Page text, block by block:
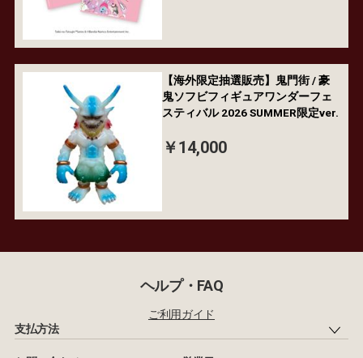
【海外限定抽選販売】鬼門街 / 豪
鬼ソフビフィギュアワンダーフェ
スティバル 2026 SUMMER限定ver.
￥14,000
ヘルプ・FAQ
ご利用ガイド
支払方法